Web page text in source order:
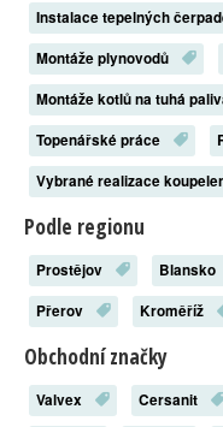
Instalace tepelných
Montáže plynovodů
Montáže kotlů na tuhá
Topenářské práce
Vybrané realizace
Podle regionu
Prostějov Blansko
Přerov
Kroměříž
Obchodní značky
Valvex Cersanit